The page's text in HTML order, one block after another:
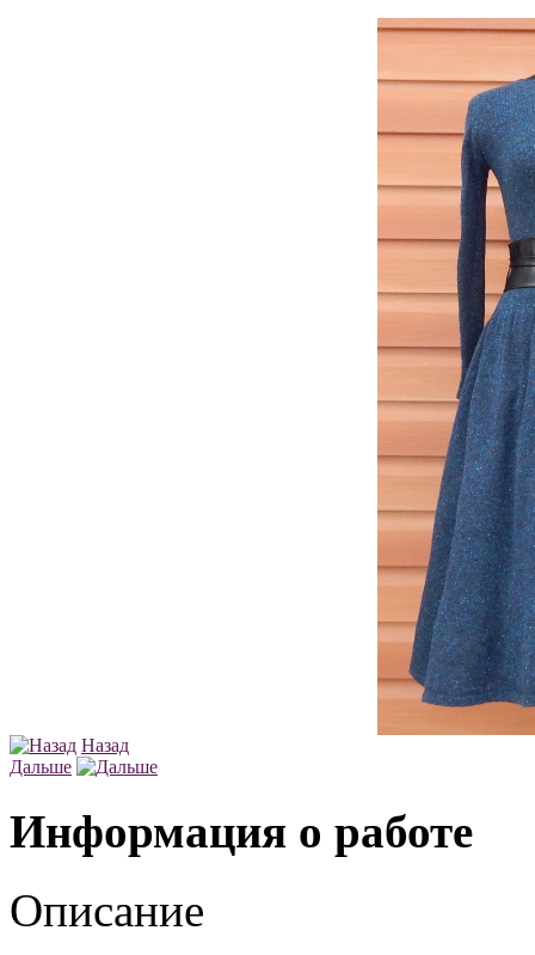
Назад
Дальше
Информация о работе
Описание